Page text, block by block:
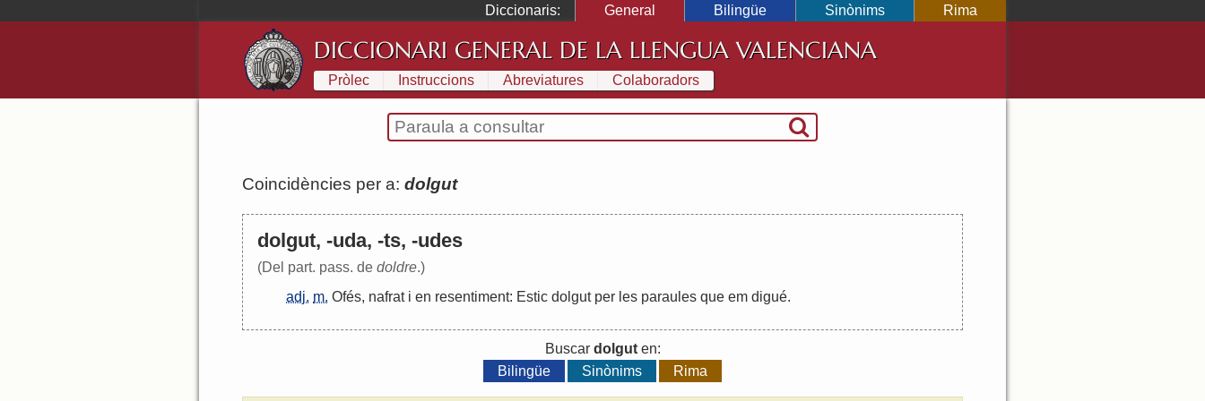
Diccionaris: General Bilingüe Sinònims Rima
DICCIONARI GENERAL DE LA LLENGUA VALENCIANA
Pròlec Instruccions Abreviatures Colaboradors
Coincidències per a: dolgut
dolgut, -uda, -ts, -udes
(Del part. pass. de doldre.)
adj. m. Ofés, nafrat i en resentiment: Estic dolgut per les paraules que em digué.
Buscar dolguten:
Bilingüe
Sinònims Rima